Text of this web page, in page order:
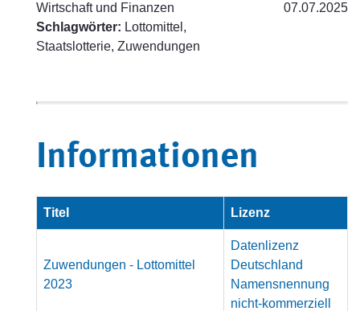
Wirtschaft und Finanzen
Schlagwörter: Lottomittel,
Staatslotterie, Zuwendungen
07.07.2025
Informationen
Titel Lizenz
Zuwendungen - Lottomittel
2023
Datenlizenz
Deutschland
Namensnennung
nicht-kommerziell